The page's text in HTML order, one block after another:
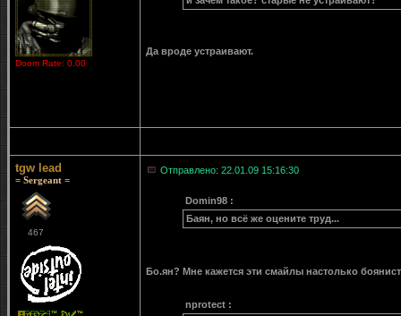
Doom Rate: 0.00
Да вроде устраивают.
tgw lead
= Sergeant =
467
Отправлено: 22.01.09 15:16:30
Domin98 :
Баян, но всё же оцените труд...
Бо.ян? Мне кажется эти смайлы настолько
nprotect :